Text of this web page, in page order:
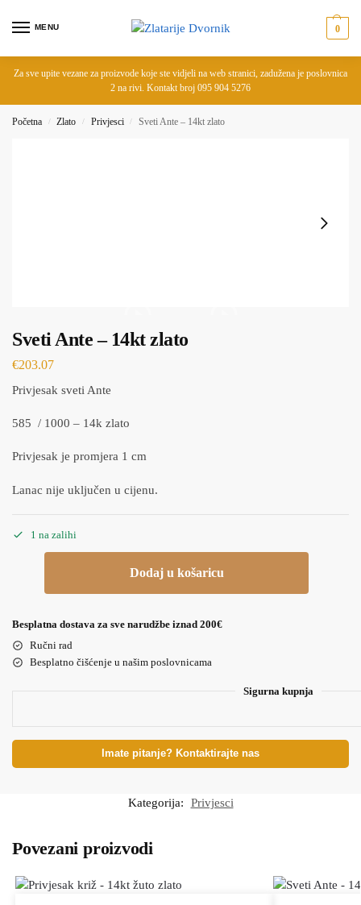
MENU 0
Za sve upite vezane za proizvode koje ste vidjeli na web stranici, zadužena je poslovnica
2 na rivi. Kontakt broj 095 904 5276
Početna / Zlato / Privjesci / Sveti Ante – 14kt zlato
Sveti Ante – 14kt zlato
€203.07
Privjesak sveti Ante
585 / 1000 – 14k zlato
Privjesak je promjera 1 cm
Lanac nije uključen u cijenu.
1 na zalihi
Dodaj u košaricu
Besplatna dostava za sve narudžbe iznad 200€
Ručni rad
Besplatno čišćenje u našim poslovnicama
Sigurna kupnja
Imate pitanje? Kontaktirajte nas
Kategorija: Privjesci
Povezani proizvodi